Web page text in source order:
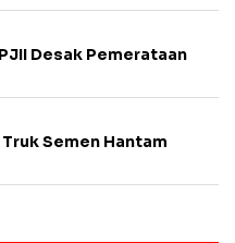
Desak Pemerataan
Semen Hantam